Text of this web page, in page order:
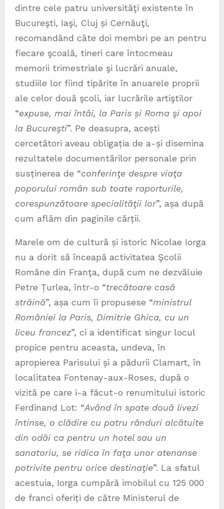
dintre cele patru universităţi existente în
Bucureşti, Iaşi, Cluj și Cernăuţi,
recomandând câte doi membri pe an pentru
fiecare şcoală, tineri care întocmeau
memorii trimestriale şi lucrări anuale,
studiile lor fiind tipărite în anuarele proprii
ale celor două şcoli, iar lucrările artiştilor
“expuse, mai întâi, la Paris și Roma şi apoi
la Bucureşti”. Pe deasupra, acești
cercetători aveau obligația de a-și disemina
rezultatele documentărilor personale prin
susținerea de “conferinţe despre viaţa
poporului român sub toate raporturile,
corespunzătoare specialităţii lor”, așa după
cum aflăm din paginile cărții.
Marele om de cultură și istoric Nicolae Iorga
nu a dorit să înceapă activitatea Şcolii
Române din Franţa, după cum ne dezvăluie
Petre Țurlea, într-o “trecătoare casă
străină”, așa cum îi propusese “ministrul
României la Paris, Dimitrie Ghica, cu un
liceu francez”, ci a identificat singur locul
propice pentru aceasta, undeva, în
apropierea Parisului și a pădurii Clamart, în
localitatea Fontenay-aux-Roses, după o
vizită pe care i-a făcut-o renumitului istoric
Ferdinand Lot: “Având în spate două livezi
întinse, o clădire cu patru rânduri alcătuite
din odăi ca pentru un hotel sau un
sanatoriu, se ridica în faţa unor atenanse
potrivite pentru orice destinaţie”. La sfatul
acestuia, Iorga cumpără imobilul cu 125 000
de franci oferiți de către Ministerul de